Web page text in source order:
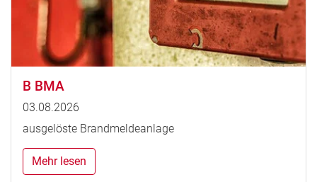
B BMA
03.08.2026
ausgelöste Brandmeldeanlage
Mehr lesen